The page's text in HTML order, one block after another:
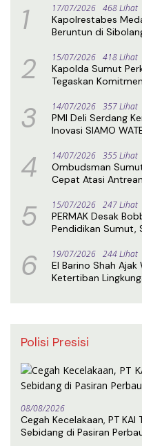
1 17/07/2026 468 Lihat
Kapolrestabes
Beruntun di
2 15/07/2026 418 Lihat
Kapolda Sumut
Tegaskan
3 14/07/2026 357 Lihat
PMI Deli Serdang
Inovasi SIAMO
4 14/07/2026 355 Lihat
Ombudsman
Cepat Atasi
5 15/07/2026 247 Lihat
PERMAK Desak
Pendidikan Sumut,
6 19/07/2026 244 Lihat
El Barino Shah
Ketertiban
Polisi Presisi
08/08/2026
Cegah Kecelakaan, PT
Sebidang di Pasiran